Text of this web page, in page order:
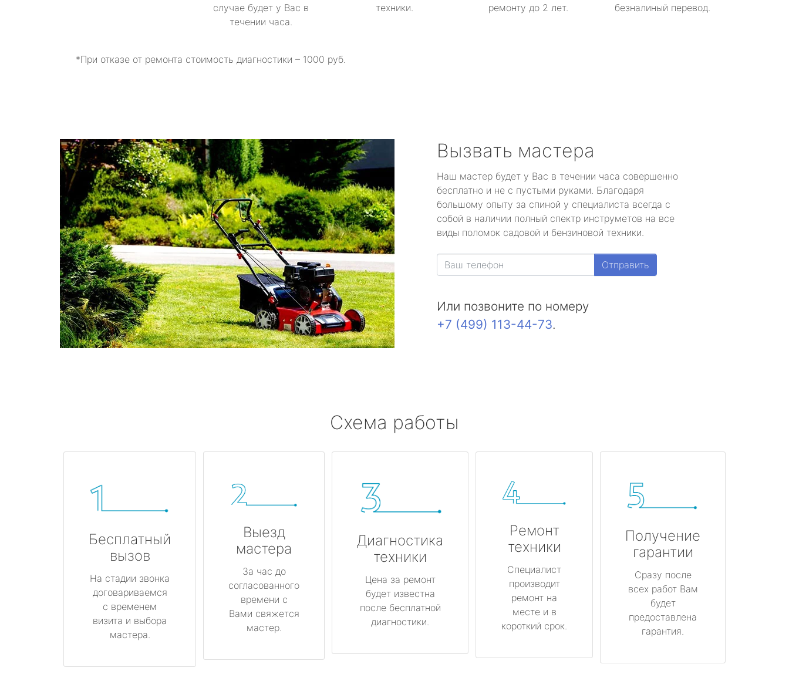
случае будет у Вас в
течении часа.
техники.
ремонту до 2 лет.
безналиный перевод.
*При отказе от ремонта стоимость диагностики – 1000 руб.
Вызвать мастера
Наш мастер будет у Вас в течении часа совершенно
бесплатно и не с пустыми руками. Благодаря
большому опыту за спиной у специалиста всегда с
собой в наличии полный спектр инструметов на все
виды поломок садовой и бензиновой техники.
Отправить
Или позвоните по номеру
+7 (499) 113-44-73.
Схема работы
Бесплатный
вызов
На стадии звонка
договариваемся
с временем
визита и выбора
мастера.
Выезд
мастера
За час до
согласованного
времени с
Вами свяжется
мастер.
Диагностика
техники
Цена за ремонт
будет известна
после бесплатной
диагностики.
Ремонт
техники
Специалист
производит
ремонт на
месте и в
короткий срок.
Получение
гарантии
Сразу после
всех работ Вам
будет
предоставлена
гарантия.